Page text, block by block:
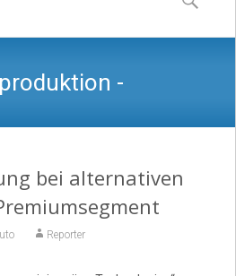
content
nach:
-
Podcast, O-Töne,
bei alternativen
Reporter